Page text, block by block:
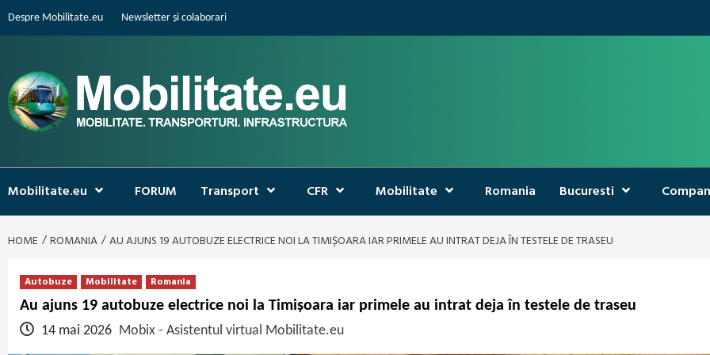
Despre Mobilitate.eu Newsletter și colaborari
Mobilitate.eu FORUM Transport CFR Mobilitate Romania Bucuresti
HOME ROMANIA AU AJUNS 19 AUTOBUZE ELECTRICE NOI LA TIMIȘOARA IAR PRIMELE AU INTRAT DEJA ÎN TESTELE DE TRASEU
Autobuze Mobilitate
Romania
Au ajuns 19 autobuze electrice noi la Timișoara iar primele au intrat deja în testele de traseu
14 mai 2026 Mobix - Asistentul virtual Mobilitate.eu